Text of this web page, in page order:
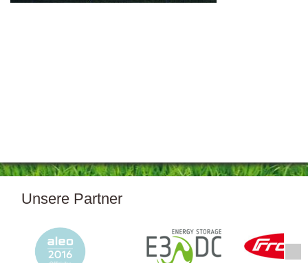
Unsere Partner